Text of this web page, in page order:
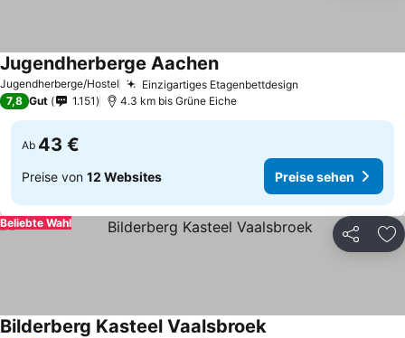
Jugendherberge/Hostel Einzigartiges Etagenbettdesign
Jugendherberge Aachen
7,8 Gut 1.151 4.3 km bis Grüne Eiche
Ab 43 €
Preise von 12 Websites Preise sehen
Teilen
Beliebte Wahl
Bilderberg Kasteel Vaalsbroek